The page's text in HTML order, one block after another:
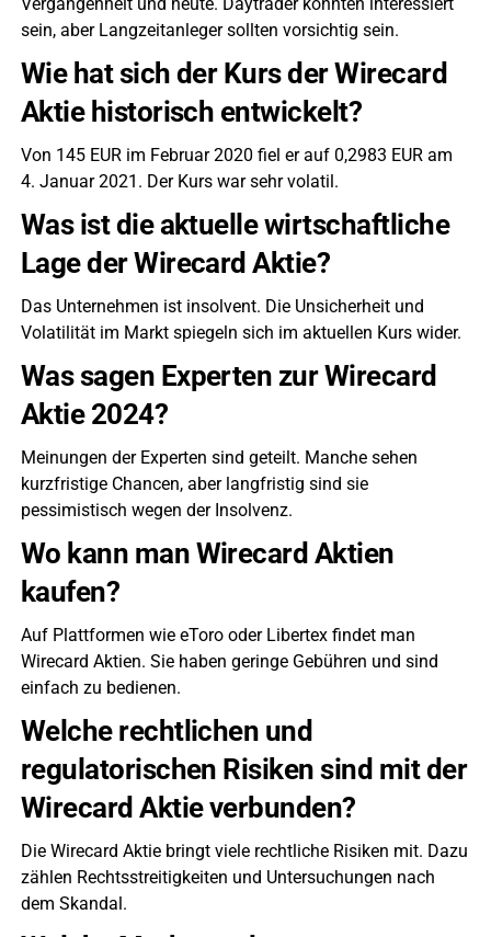
sein, aber Langzeitanleger sollten vorsichtig sein.
Wie hat sich der Kurs der Wirecard
Aktie historisch entwickelt?
Von 145 EUR im Februar 2020 fiel er auf 0,2983 EUR am
4. Januar 2021. Der Kurs war sehr volatil.
Was ist die aktuelle wirtschaftliche
Lage der Wirecard Aktie?
Das Unternehmen ist insolvent. Die Unsicherheit und
Volatilität im Markt spiegeln sich im aktuellen Kurs wider.
Was sagen Experten zur Wirecard
Aktie 2024?
Meinungen der Experten sind geteilt. Manche sehen
kurzfristige Chancen, aber langfristig sind sie
pessimistisch wegen der Insolvenz.
Wo kann man Wirecard Aktien
kaufen?
Auf Plattformen wie eToro oder Libertex findet man
Wirecard Aktien. Sie haben geringe Gebühren und sind
einfach zu bedienen.
Welche rechtlichen und
regulatorischen Risiken sind mit der
Wirecard Aktie verbunden?
Die Wirecard Aktie bringt viele rechtliche Risiken mit. Dazu
zählen Rechtsstreitigkeiten und Untersuchungen nach
dem Skandal.